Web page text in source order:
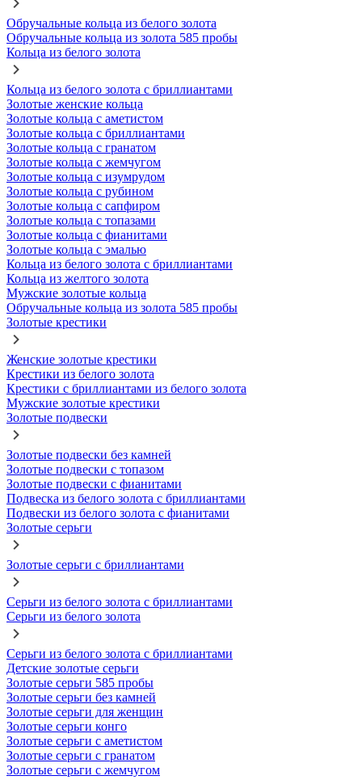
Обручальные кольца из белого золота
Обручальные кольца из золота 585 пробы
Кольца из белого золота
Кольца из белого золота с бриллиантами
Золотые женские кольца
Золотые кольца с аметистом
Золотые кольца с бриллиантами
Золотые кольца с гранатом
Золотые кольца с жемчугом
Золотые кольца с изумрудом
Золотые кольца с рубином
Золотые кольца с сапфиром
Золотые кольца с топазами
Золотые кольца с фианитами
Золотые кольца с эмалью
Кольца из белого золота с бриллиантами
Кольца из желтого золота
Мужские золотые кольца
Обручальные кольца из золота 585 пробы
Золотые крестики
Женские золотые крестики
Крестики из белого золота
Крестики с бриллиантами из белого золота
Мужские золотые крестики
Золотые подвески
Золотые подвески без камней
Золотые подвески с топазом
Золотые подвески с фианитами
Подвеска из белого золота с бриллиантами
Подвески из белого золота с фианитами
Золотые серьги
Золотые серьги с бриллиантами
Серьги из белого золота с бриллиантами
Серьги из белого золота
Серьги из белого золота с бриллиантами
Детские золотые серьги
Золотые серьги 585 пробы
Золотые серьги без камней
Золотые серьги для женщин
Золотые серьги конго
Золотые серьги с аметистом
Золотые серьги с гранатом
Золотые серьги с жемчугом